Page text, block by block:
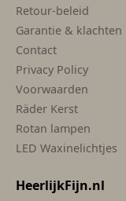
Retour-beleid
Garantie & klachten
Contact
Privacy Policy
Voorwaarden
Räder Kerst
Rotan lampen
LED Waxinelichtjes
HeerlijkFijn.nl